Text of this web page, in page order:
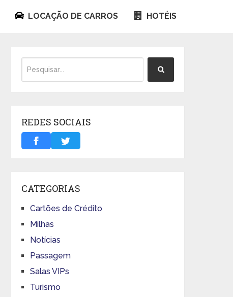
LOCAÇÃO DE CARROS HOTÉIS
REDES SOCIAIS
CATEGORIAS
Cartões de Crédito
Milhas
Notícias
Passagem
Salas VIPs
Turismo